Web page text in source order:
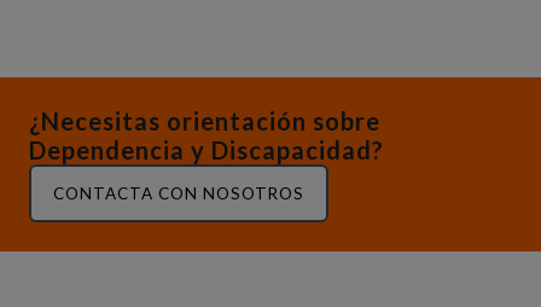
¿Necesitas orientación sobre
Dependencia y Discapacidad?
CONTACTA CON NOSOTROS